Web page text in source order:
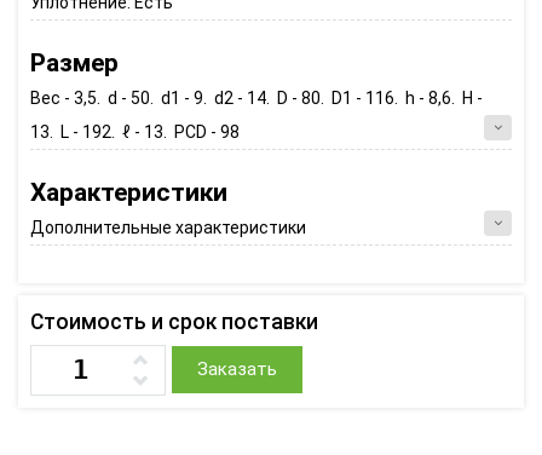
Размер
Вес - 3,5. d - 50. d1 - 9. d2 - 14. D - 80. D1 - 116. h - 8,6. H -
13. L - 192. ℓ - 13. PCD - 98
Характеристики
Дополнительные характеристики
Стоимость и срок поставки
Заказать